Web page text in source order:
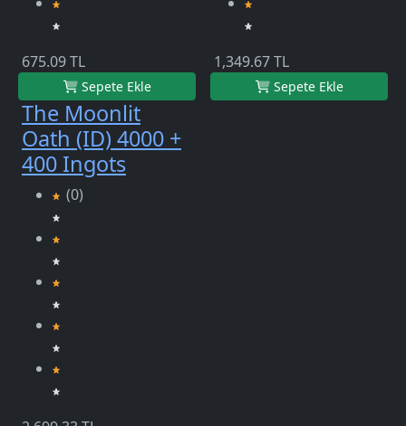
675.09 TL
Sepete Ekle
1,349.67 TL
Sepete Ekle
The Moonlit
Oath (ID) 4000 +
400 Ingots
(0)